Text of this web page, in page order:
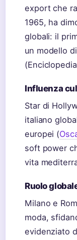
export che
1965, ha
globali: il
un modello
Influenza
Star di
italiano
europei (
soft power
vita
Ruolo
Milano e
moda,
evidenziato